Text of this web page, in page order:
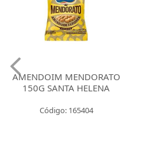
AMENDOIM MENDORATO
150G SANTA HELENA
Código: 165404